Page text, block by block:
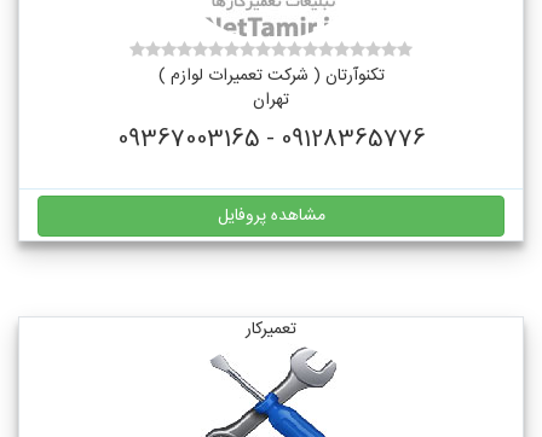
تکنوآرتان ( شرکت تعمیرات لوازم )
تهران
09128365776 - 09367003165
مشاهده پروفایل
تعمیرکار